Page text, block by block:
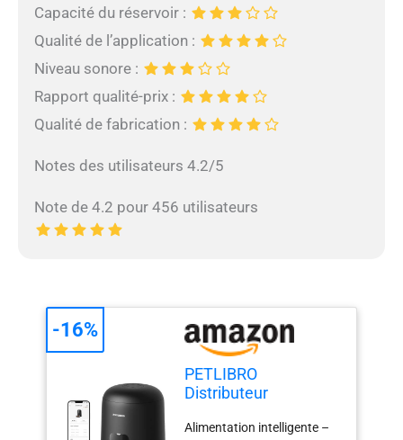
Capacité du réservoir :
Qualité de l’application :
Niveau sonore :
Rapport qualité-prix :
Qualité de fabrication :
Notes des utilisateurs 4.2/5
Note de 4.2 pour 456 utilisateurs
PETLIBRO
Distributeur
Automatique, 2,4G
Alimentation intelligente –
-16%